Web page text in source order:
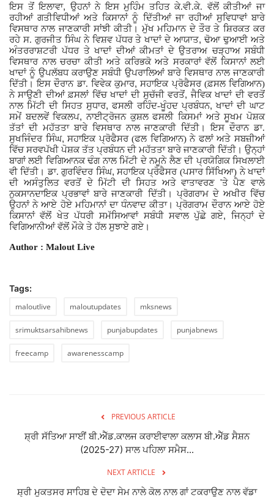
ਇਸ ਤੋਂ ਇਲਾਵਾ, ਉਹਨਾਂ ਨੇ ਇਸ ਮੁਹਿੰਮ ਤਹਿਤ ਕੇ.ਵੀ.ਕੇ. ਵੱਲੋਂ ਕੀਤੀਆਂ ਜਾ
ਰਹੀਆਂ ਗਤੀਵਿਧੀਆਂ ਅਤੇ ਕਿਸਾਨਾਂ ਨੂੰ ਦਿੱਤੀਆਂ ਜਾ ਰਹੀਆਂ ਸੁਵਿਧਾਵਾਂ ਬਾਰੇ
ਵਿਸਥਾਰ ਨਾਲ ਜਾਣਕਾਰੀ ਸਾਂਝੀ ਕੀਤੀ। ਮੁੱਖ ਮਹਿਮਾਨ ਦੇ ਤੌਰ ਤੇ ਸ਼ਿਰਕਤ ਕਰ
ਰਹੇ ਸ. ਗੁਰਜੀਤ ਸਿੰਘ ਨੇ ਵਿਸ਼ਵ ਪੱਧਰ ਤੇ ਖਾਦਾਂ ਦੇ ਆਯਾਤ,ਢੋਆ ਢੁਆਈ ਅਤੇ
ਅੰਤਰਰਾਸ਼ਟਰੀ ਪੱਧਰ ਤੇ ਖਾਦਾਂ ਦੀਆਂ ਕੀਮਤਾਂ ਦੇ ਉਤਰਾਅ ਚੜ੍ਹਾਅ ਸਬੰਧੀ
ਵਿਸਥਾਰ ਨਾਲ ਚਰਚਾ ਕੀਤੀ ਅਤੇ ਕਰਿਭਕੋ ਅਤੇ ਸਰਕਾਰਾਂ ਵੱਲੋਂ ਕਿਸਾਨਾਂ ਲਈ
ਖਾਦਾਂ ਨੂੰ ਉਪਲੱਬਧ ਕਰਾਉਣ ਸਬੰਧੀ ਉਪਰਾਲਿਆਂ ਬਾਰੇ ਵਿਸਥਾਰ ਨਾਲ ਜਾਣਕਾਰੀ
ਦਿੱਤੀ। ਇਸ ਦੌਰਾਨ ਡਾ. ਵਿਵੇਕ ਕੁਮਾਰ,ਸਹਾਇਕ ਪ੍ਰੋਫੈਸਰ (ਫ਼ਸਲ ਵਿਗਿਆਨ)
ਨੇ ਸਾਉਣੀ ਦੀਆਂ ਫ਼ਸਲਾਂ ਵਿੱਚ ਖਾਦਾਂ ਦੀ ਸੁਚੱਜੀ ਵਰਤੋਂ, ਜੈਵਿਕ ਖਾਦਾਂ ਦੀ ਵਰਤੋਂ
ਨਾਲ ਮਿੱਟੀ ਦੀ ਸਿਹਤ ਸੁਧਾਰ, ਫਸਲੀ ਰਹਿੰਦ-ਖੂੰਹਦ ਪ੍ਰਬੰਧਨ,ਖਾਦਾਂ ਦੀ ਘਾਟ
ਸਮੇਂ ਬਦਲਵੇਂ ਵਿਕਲਪ,ਨਾਈਟ੍ਰੋਜਨ ਕੁਸ਼ਲ ਫਸਲੀ ਕਿਸਮਾਂ ਅਤੇ ਸੂਖਮ ਪੋਸ਼ਕ
ਤੱਤਾਂ ਦੀ ਮਹੱਤਤਾ ਬਾਰੇ ਵਿਸਥਾਰ ਨਾਲ ਜਾਣਕਾਰੀ ਦਿੱਤੀ। ਇਸ ਦੌਰਾਨ ਡਾ.
ਸੁਖਜਿੰਦਰ ਸਿੰਘ,ਸਹਾਇਕ ਪ੍ਰੋਫੈਸਰ (ਫਲ ਵਿਗਿਆਨ) ਨੇ ਫਲਾਂ ਅਤੇ ਸਬਜ਼ੀਆਂ
ਵਿੱਚ ਸਰਵਪੱਖੀ ਪੋਸ਼ਕ ਤੱਤ ਪ੍ਰਬੰਧਨ ਦੀ ਮਹੱਤਤਾ ਬਾਰੇ ਜਾਣਕਾਰੀ ਦਿੱਤੀ। ਉਨ੍ਹਾਂ
ਬਾਗਾਂ ਲਈ ਵਿਗਿਆਨਕ ਢੰਗ ਨਾਲ ਮਿੱਟੀ ਦੇ ਨਮੂਨੇ ਲੈਣ ਦੀ ਪ੍ਰਯੋਗਿਕ ਸਿਖਲਾਈ
ਵੀ ਦਿੱਤੀ। ਡਾ. ਗੁਰਵਿੰਦਰ ਸਿੰਘ,ਸਹਾਇਕ ਪ੍ਰੋਫੈਸਰ (ਪਸਾਰ ਸਿੱਖਿਆ) ਨੇ ਖਾਦਾਂ
ਦੀ ਅਸੰਤੁਲਿਤ ਵਰਤੋਂ ਦੇ ਮਿੱਟੀ ਦੀ ਸਿਹਤ ਅਤੇ ਵਾਤਾਵਰਣ 'ਤੇ ਪੈਣ ਵਾਲੇ
ਨੁਕਸਾਨਦਾਇਕ ਪ੍ਰਭਾਵਾਂ ਬਾਰੇ ਜਾਣਕਾਰੀ ਦਿੱਤੀ। ਪ੍ਰੋਗਰਾਮ ਦੇ ਅਖੀਰ ਵਿੱਚ
ਉਹਨਾਂ ਨੇ ਆਏ ਹੋਏ ਮਹਿਮਾਨਾਂ ਦਾ ਧੰਨਵਾਦ ਕੀਤਾ। ਪ੍ਰੋਗਰਾਮ ਦੌਰਾਨ ਆਏ ਹੋਏ
ਕਿਸਾਨਾਂ ਵੱਲੋਂ ਖੇਤ ਪੱਧਰੀ ਸਮੱਸਿਆਵਾਂ ਸਬੰਧੀ ਸਵਾਲ ਪੁੱਛੇ ਗਏ, ਜਿਨ੍ਹਾਂ ਦੇ
ਵਿਗਿਆਨੀਆਂ ਵੱਲੋਂ ਮੌਕੇ ਤੇ ਹੱਲ ਸੁਝਾਏ ਗਏ।
Author : Malout Live
Tags:
maloutlive
maloutupdates mksnews
srimuktsarsahibnews punjabupdates punjabnews
freecamp awarenesscamp
PREVIOUS ARTICLE
ਸ਼੍ਰੀ ਸੱਤਿਆ ਸਾਈਂ ਬੀ.ਐੱਡ.ਕਾਲਜ ਕਰਾਈਵਾਲਾ ਕਲਾਸ ਬੀ.ਐੱਡ ਸੈਸ਼ਨ
(2025-27) ਸਾਲ ਪਹਿਲਾ ਸਮੈਸ...
NEXT ARTICLE
ਸ਼੍ਰੀ ਮੁਕਤਸਰ ਸਾਹਿਬ ਦੇ ਦੋਦਾ ਸੇਮ ਨਾਲੇ ਕੋਲ ਨਾਲ ਗਾਂ ਟਕਰਾਉਣ ਨਾਲ ਵੱਡਾ